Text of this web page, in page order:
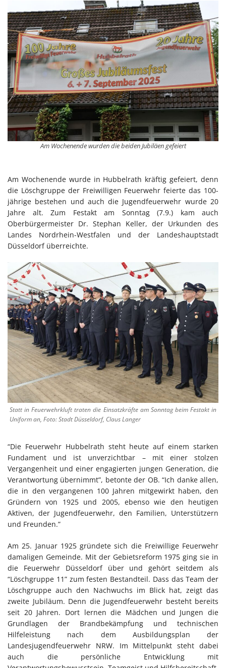
Am Wochenende wurden die beiden Jubiläen gefeiert
Am Wochenende wurde in Hubbelrath kräftig gefeiert, denn
die Löschgruppe der Freiwilligen Feuerwehr feierte das 100-
jährige bestehen und auch die Jugendfeuerwehr wurde 20
Jahre alt. Zum Festakt am Sonntag (7.9.) kam auch
Oberbürgermeister Dr. Stephan Keller, der Urkunden des
Landes Nordrhein-Westfalen und der Landeshauptstadt
Düsseldorf überreichte.
Statt in Feuerwehrkluft traten die Einsatzkräfte am Sonntag beim Festakt in
Uniform an, Foto: Stadt Düsseldorf, Claus Langer
“Die Feuerwehr Hubbelrath steht heute auf einem starken
Fundament und ist unverzichtbar – mit einer stolzen
Vergangenheit und einer engagierten jungen Generation, die
Verantwortung übernimmt”, betonte der OB. “Ich danke allen,
die in den vergangenen 100 Jahren mitgewirkt haben, den
Gründern von 1925 und 2005, ebenso wie den heutigen
Aktiven, der Jugendfeuerwehr, den Familien, Unterstützern
und Freunden.”
Am 25. Januar 1925 gründete sich die Freiwillige Feuerwehr
damaligen Gemeinde. Mit der Gebietsreform 1975 ging sie in
die Feuerwehr Düsseldorf über und gehört seitdem als
“Löschgruppe 11” zum festen Bestandteil. Dass das Team der
Löschgruppe auch den Nachwuchs im Blick hat, zeigt das
zweite Jubiläum. Denn die Jugendfeuerwehr besteht bereits
seit 20 Jahren. Dort lernen die Mädchen und Jungen die
Grundlagen der Brandbekämpfung und technischen
Hilfeleistung nach dem Ausbildungsplan der
Landesjugendfeuerwehr NRW. Im Mittelpunkt steht dabei
auch die persönliche Entwicklung mit